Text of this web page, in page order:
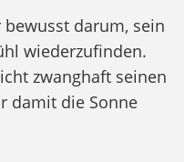
darum, sein
wiederzufinden.
zwanghaft seinen
damit die Sonne